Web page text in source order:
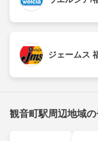
ジェームス
観音町駅周辺地域